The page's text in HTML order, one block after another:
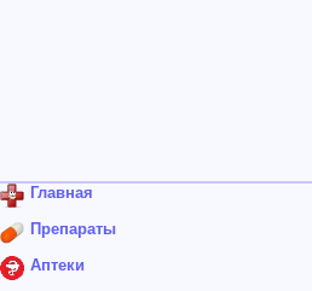
Главная
Препараты
Аптеки